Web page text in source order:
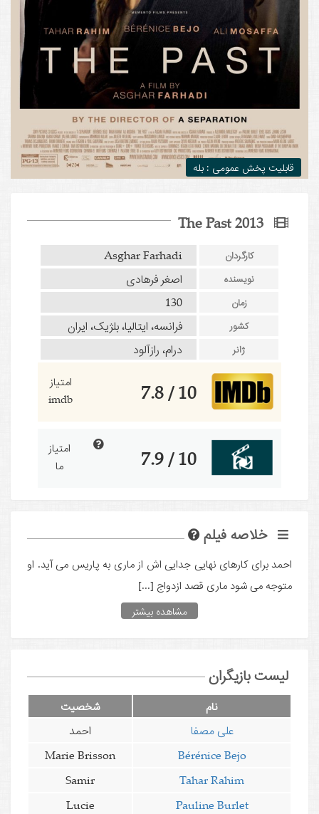
قابلیت پخش عمومی : بله
The Past 2013
کارگردان Asghar Farhadi
نویسنده اصغر فرهادی
زمان 130
کشور فرانسه، ایتالیا، بلژیک، ایران
ژانر درام، رازآلود
10 / 7.8
امتیاز
imdb
10 / 7.9
امتیاز
ما
خلاصه فیلم
احمد برای کارهای نهایی جدایی اش از ماری به پاریس می آید. او
متوجه می شود ماری قصد ازدواج [...]
مشاهده بیشتر
لیست بازیگران
نام شخصیت
علی مصفا
احمد
Bérénice Bejo
Marie Brisson
Tahar Rahim
Samir
Pauline Burlet
Lucie